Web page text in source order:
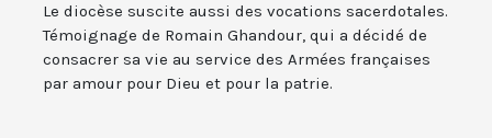
Le diocèse suscite aussi des vocations sacerdotales.
Témoignage de Romain Ghandour, qui a décidé de
consacrer sa vie au service des Armées françaises
par amour pour Dieu et pour la patrie.